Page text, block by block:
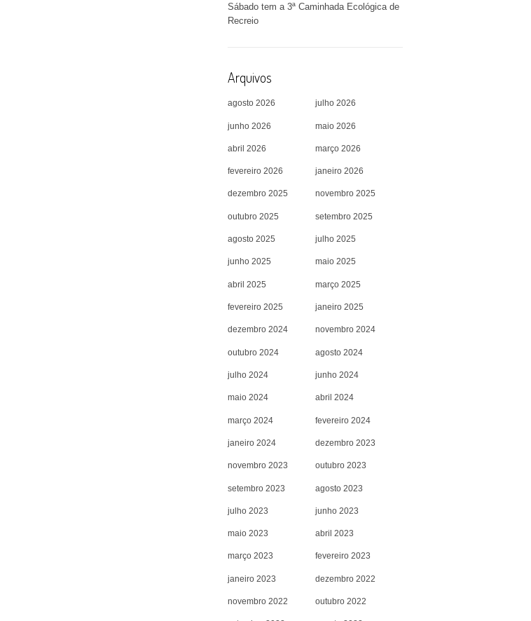
Sábado tem a 3ª Caminhada Ecológica de
Recreio
Arquivos
agosto 2026 julho 2026
junho 2026 maio 2026
abril 2026 março 2026
fevereiro 2026 janeiro 2026
dezembro 2025 novembro 2025
outubro 2025 setembro 2025
agosto 2025 julho 2025
junho 2025 maio 2025
abril 2025 março 2025
fevereiro 2025 janeiro 2025
dezembro 2024 novembro 2024
outubro 2024 agosto 2024
julho 2024 junho 2024
maio 2024 abril 2024
março 2024 fevereiro 2024
janeiro 2024 dezembro 2023
novembro 2023 outubro 2023
setembro 2023 agosto 2023
julho 2023 junho 2023
maio 2023 abril 2023
março 2023 fevereiro 2023
janeiro 2023 dezembro 2022
novembro 2022 outubro 2022